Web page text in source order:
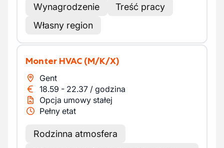
Wynagrodzenie
Treść pracy
Własny region
Monter HVAC (M/K/X)
Gent
18.59 - 22.37 / godzina
Opcja umowy stałej
Pełny etat
Rodzinna atmosfera